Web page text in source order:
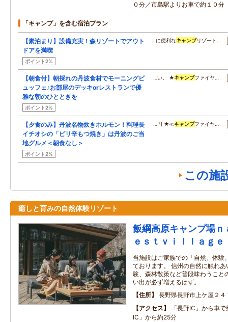
０分／市島駅よりお車で約１０分
「キャンプ」を含む宿泊プラン
【素泊まり】設備充実！森リゾートでアウト
ドアを満喫
ポイント2%
…に便利なキャンプリゾート…
【朝食付】朝採れの丹波食材でモーニングビ
ュッフェ♪お部屋のデッキorレストランで優
雅な朝のひとときを
ポイント2%
…い。 ★キャンプファイヤ…
【夕食のみ】丹波名物炊きホルモン！料理長
イチオシの「ピリ辛もつ焼き」は丹波のご当
地グルメ＜朝食なし＞
ポイント2%
…円 ★≪キャンプファイヤ…
この施
癒しと育みの自然体験リゾート
飯綱高原キャンプ場ｎ
ｅｓｔｖｉｌｌａｇｅ
当施設はご家族での「自然、体験
ております。 信州の自然に触れ
験、森林散策など普段味わうこと
い出が必ず増えるはず。
住所
長野県長野市上ケ屋２４
アクセス
「長野IC」から車
IC」から約25分